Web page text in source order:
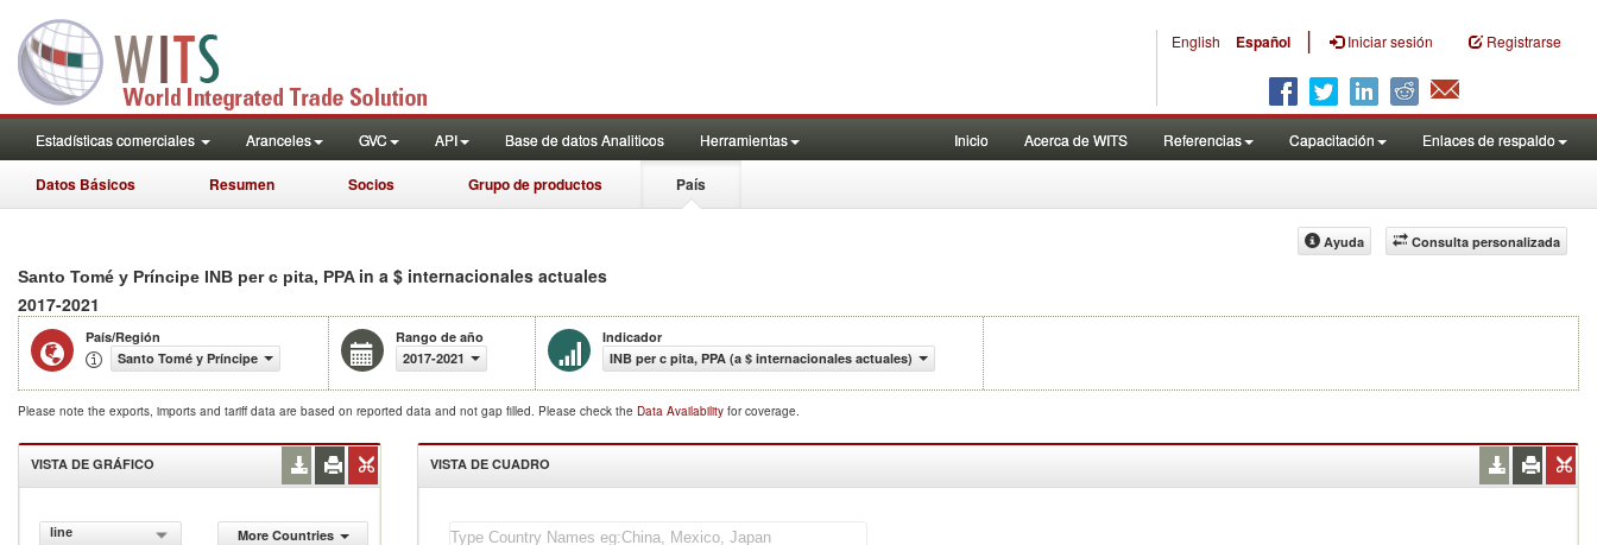
English Español | Iniciar sesión Registrarse
Estadísticas comerciales Aranceles GVC API Base de datos Analiticos Herramientas Inicio Acerca de WITS Referencias Capacitación Enlaces de respaldo
Datos Básicos Resumen Socios Grupo de productos País
Consulta personalizada
Ayuda
Santo Tomé y Príncipe INB per c pita, PPA in a $ internacionales actuales
2017-2021
País/Región
Santo Tomé y Príncipe
Rango de año
2017-2021
Indicador
INB per c pita, PPA (a $ internacionales actuales)
Please note the exports, imports and tariff data are based on reported data and not gap filled. Please check the Data Availability for coverage.
VISTA DE GRÁFICO
line
More Countries
VISTA DE CUADRO